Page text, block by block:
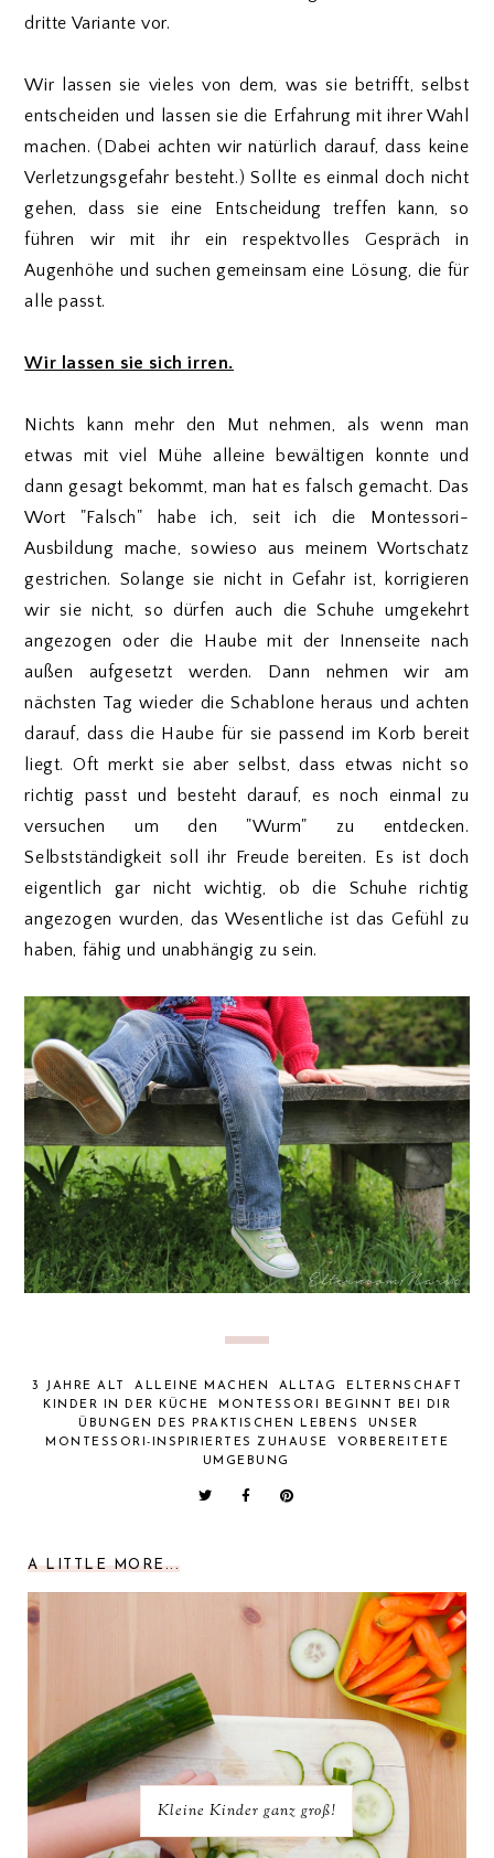
dritte Variante vor.
Wir lassen sie vieles von dem, was sie betrifft, selbst
entscheiden und lassen sie die Erfahrung mit ihrer Wahl
machen. (Dabei achten wir natürlich darauf, dass keine
Verletzungsgefahr besteht.) Sollte es einmal doch nicht
gehen, dass sie eine Entscheidung treffen kann, so
führen wir mit ihr ein respektvolles Gespräch in
Augenhöhe und suchen gemeinsam eine Lösung, die für
alle passt.
Wir lassen sie sich irren.
Nichts kann mehr den Mut nehmen, als wenn man
etwas mit viel Mühe alleine bewältigen konnte und
dann gesagt bekommt, man hat es falsch gemacht. Das
Wort "Falsch" habe ich, seit ich die Montessori-
Ausbildung mache, sowieso aus meinem Wortschatz
gestrichen. Solange sie nicht in Gefahr ist, korrigieren
wir sie nicht, so dürfen auch die Schuhe umgekehrt
angezogen oder die Haube mit der Innenseite nach
außen aufgesetzt werden. Dann nehmen wir am
nächsten Tag wieder die Schablone heraus und achten
darauf, dass die Haube für sie passend im Korb bereit
liegt. Oft merkt sie aber selbst, dass etwas nicht so
richtig passt und besteht darauf, es noch einmal zu
versuchen um den "Wurm" zu entdecken.
Selbstständigkeit soll ihr Freude bereiten. Es ist doch
eigentlich gar nicht wichtig, ob die Schuhe richtig
angezogen wurden, das Wesentliche ist das Gefühl zu
haben, fähig und unabhängig zu sein.
3 JAHRE ALT ALLEINE MACHEN ALLTAG
ELTERNSCHAFT
KINDER IN DER KÜCHE
MONTESSORI BEGINNT BEI DIR
ÜBUNGEN DES PRAKTISCHEN LEBENS
UNSER
MONTESSORI-INSPIRIERTES ZUHAUSE
VORBEREITETE
UMGEBUNG
A LITTLE MORE...
Kleine Kinder ganz groß!